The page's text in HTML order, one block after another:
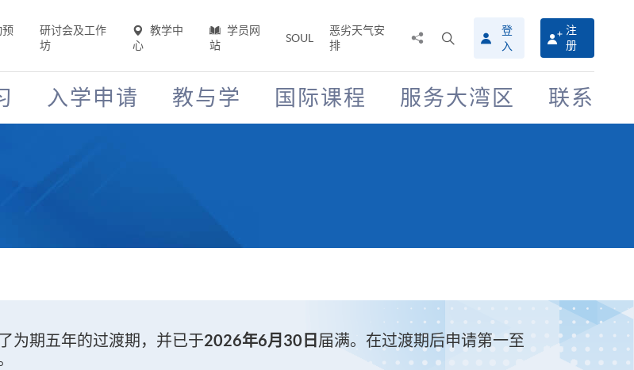
预
研讨会及工作
坊
教学中
心
学员网
站
SOUL
恶劣天气安
排
搜
寻
介
面
登
入
注
册
入学申请 教与学 国际课程 服务大湾区 联系
为期五年的过渡期，并已于2026年6月30日 届满。在过渡期后申请第一至